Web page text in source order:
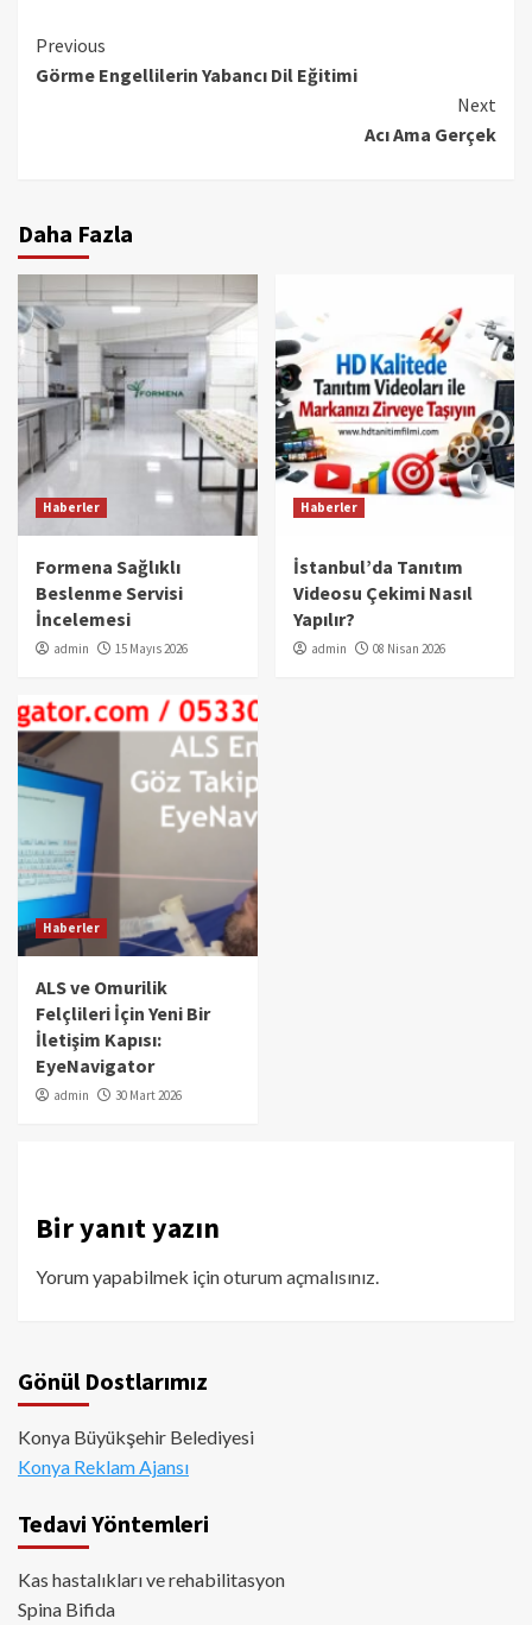
Continue
Reading
Previous
Görme Engellilerin Yabancı Dil Eğitimi
Next
Acı Ama Gerçek
Daha Fazla
Haberler
Formena Sağlıklı
Beslenme Servisi
İncelemesi
admin 15 Mayıs 2026
Haberler
İstanbul’da Tanıtım
Videosu Çekimi Nasıl
Yapılır?
admin 08 Nisan 2026
Haberler
ALS ve Omurilik
Felçlileri İçin Yeni Bir
İletişim Kapısı:
EyeNavigator
admin 30 Mart 2026
Bir yanıt yazın
Yorum yapabilmek içinoturum açmalısınız
Gönül Dostlarımız
Konya Büyükşehir Belediyesi
Konya Reklam Ajansı
Tedavi Yöntemleri
Kas hastalıkları ve rehabilitasyon
Spina Bifida